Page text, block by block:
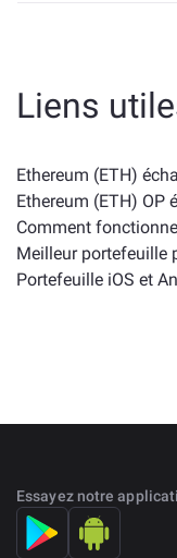
— qu'il s'agisse
d'une
alternatives
cryptomonnaies
positions de
actifs disponibles
principale.
Liens
Ethereum (ETH)
Ethereum (ETH) OP
Comment
Meilleur portefeuille
Portefeuille iOS et
Essayez notre